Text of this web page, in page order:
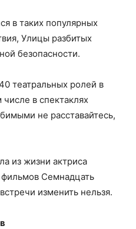
в таких популярных
Улицы разбитых
безопасности.
театральных ролей в
в спектаклях
не расставайтесь,
из жизни актриса
фильмов Семнадцать
изменить нельзя.